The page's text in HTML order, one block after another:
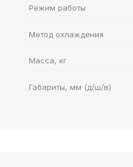
Режим работы
Метод охлаждения
Масса, кг
Габариты, мм (д/ш/в)